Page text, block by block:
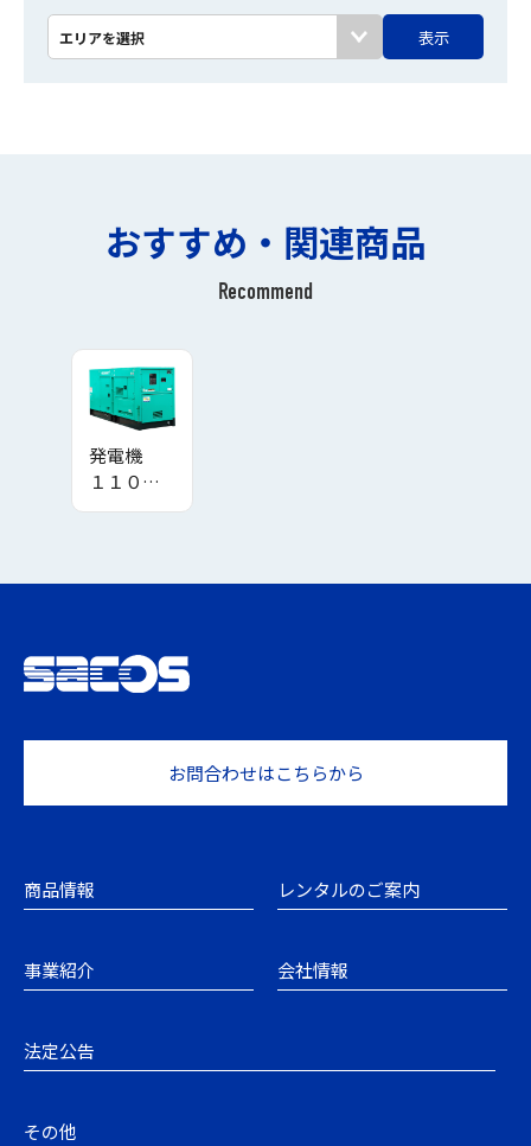
おすすめ・関連商品
Recommend
発電機
１１００
ＫＶＡ迄
お問合わせはこちらから
商品情報 レンタルのご案内
事業紹介 会社情報
法定公告
その他